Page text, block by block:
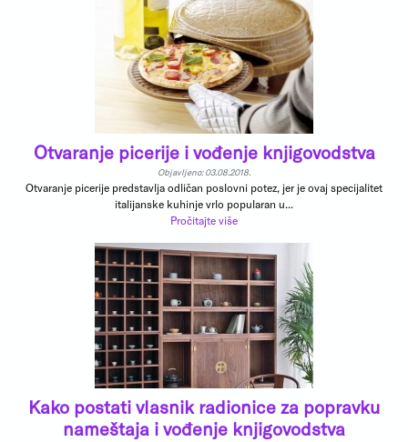
Otvaranje picerije i vođenje knjigovodstva
Objavljeno: 03.08.2018.
Otvaranje picerije predstavlja odličan poslovni potez, jer je ovaj specijalitet
italijanske kuhinje vrlo popularan u...
Pročitajte više
Kako postati vlasnik radionice za popravku
nameštaja i vođenje knjigovodstva